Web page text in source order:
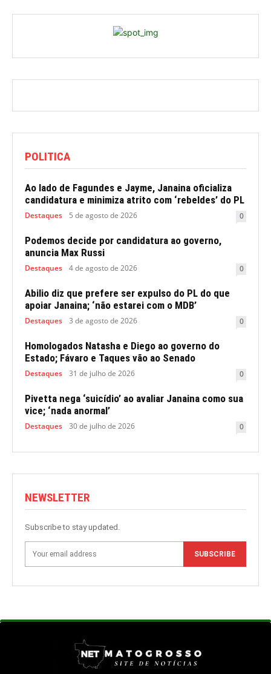
POLITICA
Ao lado de Fagundes e Jayme, Janaina oficializa
candidatura e minimiza atrito com ‘rebeldes’ do PL
Destaques 5 de agosto de 2026 0
Podemos decide por candidatura ao governo,
anuncia Max Russi
Destaques 4 de agosto de 2026 0
Abilio diz que prefere ser expulso do PL do que
apoiar Janaina; ‘não estarei com o MDB’
Destaques 3 de agosto de 2026 0
Homologados Natasha e Diego ao governo do
Estado; Fávaro e Taques vão ao Senado
Destaques 31 de julho de 2026 0
Pivetta nega ‘suicídio’ ao avaliar Janaina como sua
vice; ‘nada anormal’
Destaques 30 de julho de 2026 0
NEWSLETTER
Subscribe to stay updated.
SUBSCRIBE